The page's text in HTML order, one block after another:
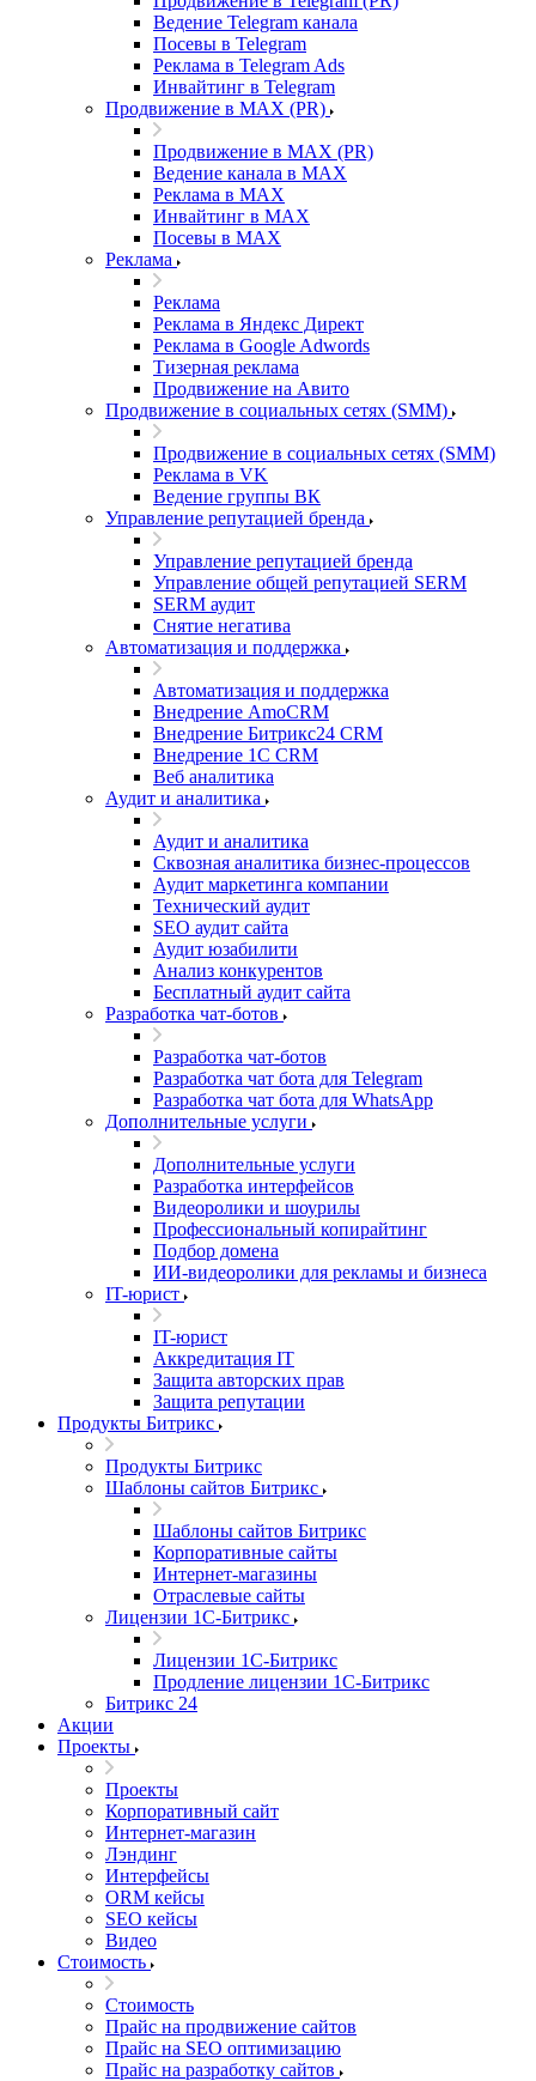
Ведение Telegram канала
Посевы в Telegram
Реклама в Telegram Ads
Инвайтинг в Telegram
Продвижение в MAX (PR)
Продвижение в MAX (PR)
Ведение канала в MAX
Реклама в MAX
Инвайтинг в MAX
Посевы в MAX
Реклама
Реклама
Реклама в Яндекс Директ
Реклама в Google Adwords
Тизерная реклама
Продвижение на Авито
Продвижение в социальных сетях (SMM)
Продвижение в социальных сетях (SMM)
Реклама в VK
Ведение группы ВК
Управление репутацией бренда
Управление репутацией бренда
Управление общей репутацией SERM
SERM аудит
Снятие негатива
Автоматизация и поддержка
Автоматизация и поддержка
Внедрение AmoCRM
Внедрение Битрикс24 CRM
Внедрение 1C CRM
Веб аналитика
Аудит и аналитика
Аудит и аналитика
Сквозная аналитика бизнес-процессов
Аудит маркетинга компании
Технический аудит
SEO аудит сайта
Аудит юзабилити
Анализ конкурентов
Бесплатный аудит сайта
Разработка чат-ботов
Разработка чат-ботов
Разработка чат бота для Telegram
Разработка чат бота для WhatsApp
Дополнительные услуги
Дополнительные услуги
Разработка интерфейсов
Видеоролики и шоурилы
Профессиональный копирайтинг
Подбор домена
ИИ-видеоролики для рекламы и бизнеса
IT-юрист
IT-юрист
Аккредитация IT
Защита авторских прав
Защита репутации
Продукты Битрикс
Продукты Битрикс
Шаблоны сайтов Битрикс
Шаблоны сайтов Битрикс
Корпоративные сайты
Интернет-магазины
Отраслевые сайты
Лицензии 1С-Битрикс
Лицензии 1С-Битрикс
Продление лицензии 1С-Битрикс
Битрикс 24
Акции
Проекты
Проекты
Корпоративный сайт
Интернет-магазин
Лэндинг
Интерфейсы
ORM кейсы
SEO кейсы
Видео
Стоимость
Стоимость
Прайс на продвижение сайтов
Прайс на SEO оптимизацию
Прайс на разработку сайтов